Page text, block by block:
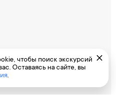
чтобы поиск экскурсий
Оставаясь на сайте, вы
.